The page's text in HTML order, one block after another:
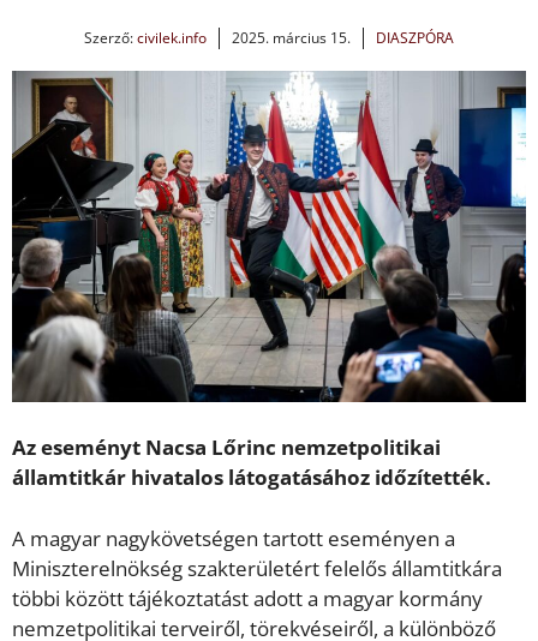
Szerző:civilek.info 2025. március 15. DIASZPÓRA
Az eseményt Nacsa Lőrinc nemzetpolitikai
államtitkár hivatalos látogatásához időzítették.
A magyar nagykövetségen tartott eseményen a
Miniszterelnökség szakterületért felelős államtitkára
többi között tájékoztatást adott a magyar kormány
nemzetpolitikai terveiről, törekvéseiről, a különböző